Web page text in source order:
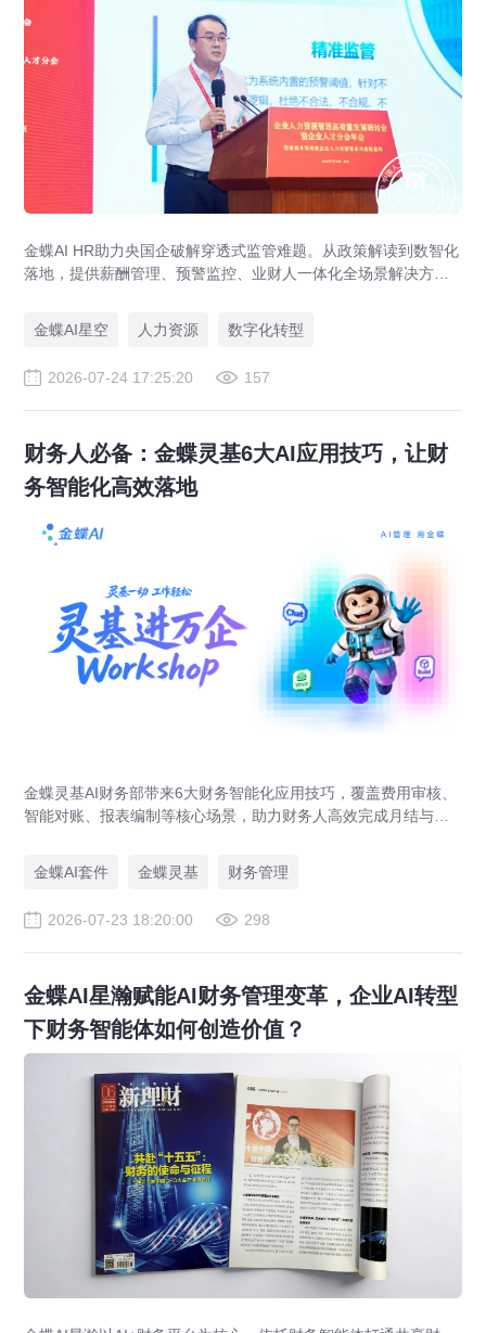
金蝶AI HR助力央国企破解穿透式监管难题。从政策解读到数智化
落地，提供薪酬管理、预警监控、业财人一体化全场景解决方
金蝶AI星空
人力资源 数字化转型
2026-07-24 17:25:20 157
财务人必备：金蝶灵基6大AI应用技巧，让财
务智能化高效落地
金蝶灵基AI财务部带来6大财务智能化应用技巧，覆盖费用审核、
智能对账、报表编制等核心场景，助力财务人高效完成月结与业
金蝶AI套件
金蝶灵基 财务管理
2026-07-23 18:20:00 298
金蝶AI星瀚赋能AI财务管理变革，企业AI转型
下财务智能体如何创造价值？